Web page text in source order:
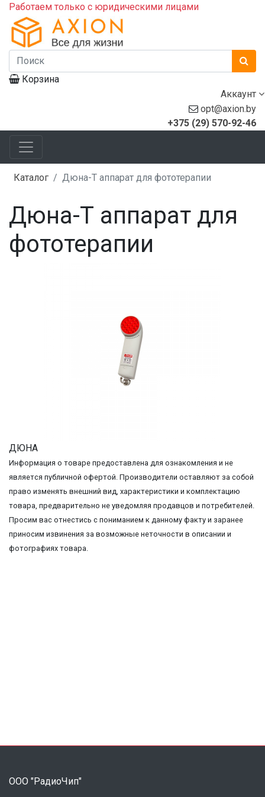
Работаем только с юридическими лицами
Корзина
Аккаунт
opt@axion.by
+375 (29) 570-92-46
Каталог Дюна-Т аппарат для фототерапии
Дюна-Т аппарат для
фототерапии
ДЮНА
Информация о товаре предоставлена для ознакомления и не
является публичной офертой. Производители оставляют за собой
право изменять внешний вид, характеристики и комплектацию
товара, предварительно не уведомляя продавцов и потребителей.
Просим вас отнестись с пониманием к данному факту и заранее
приносим извинения за возможные неточности в описании и
фотографиях товара.
ООО "РадиоЧип"